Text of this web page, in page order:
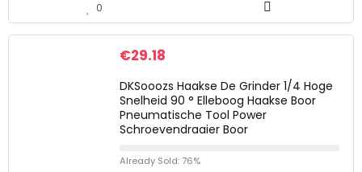
0
€29.18
DKSooozs Haakse De Grinder 1/4 Hoge
Snelheid 90 ° Elleboog Haakse Boor
Pneumatische Tool Power
Schroevendraaier Boor
Already Sold: 76%